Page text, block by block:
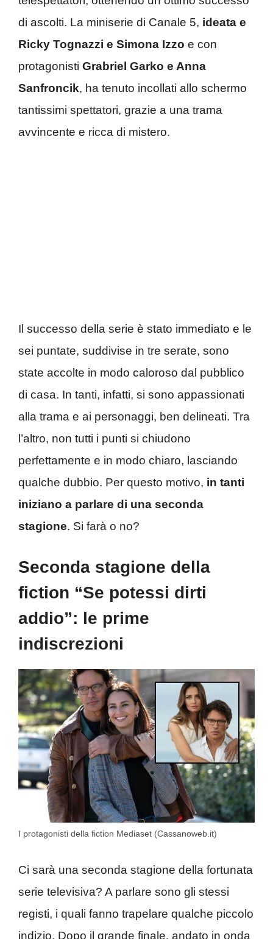
di ascolti. La miniserie di Canale 5, ideata e
Ricky Tognazzi e Simona Izzo e con
protagonisti Grabriel Garko e Anna
Sanfroncik, ha tenuto incollati allo schermo
tantissimi spettatori, grazie a una trama
avvincente e ricca di mistero.
Il successo della serie è stato immediato e le
sei puntate, suddivise in tre serate, sono
state accolte in modo caloroso dal pubblico
di casa. In tanti, infatti, si sono appassionati
alla trama e ai personaggi, ben delineati. Tra
l’altro, non tutti i punti si chiudono
perfettamente e in modo chiaro, lasciando
qualche dubbio. Per questo motivo, in tanti
iniziano a parlare di una seconda
stagione. Si farà o no?
Seconda stagione della
fiction “Se potessi dirti
addio”: le prime
indiscrezioni
I protagonisti della fiction Mediaset (Cassanoweb.it)
Ci sarà una seconda stagione della fortunata
serie televisiva? A parlare sono gli stessi
registi, i quali fanno trapelare qualche piccolo
indizio. Dopo il grande finale, andato in onda